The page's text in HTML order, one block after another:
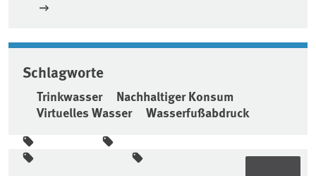
Schlagworte
Trinkwasser
Nachhaltiger Konsum
Virtuelles Wasser
Wasserfußabdruck
Seitenleiste